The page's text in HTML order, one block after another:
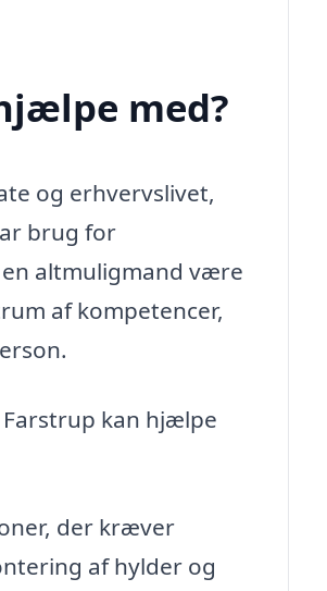
med?
og erhvervslivet,
brug for
altmuligmand være
af kompetencer,
kan hjælpe
der kræver
af hylder og